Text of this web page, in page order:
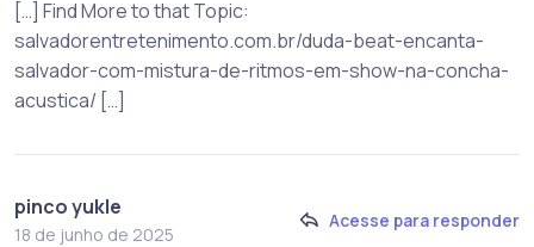
[…] Find More to that Topic:
salvadorentretenimento.com.br/duda-beat-encanta-
salvador-com-mistura-de-ritmos-em-show-na-concha-
acustica/ […]
pinco yukle
18 de junho de 2025
Acesse para responder